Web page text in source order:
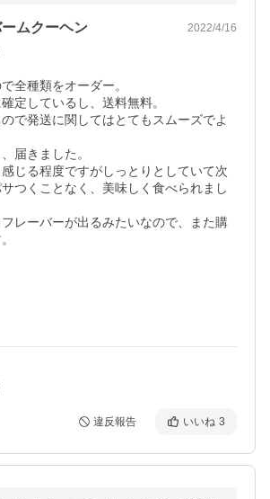
ムクーヘン 2022/4/16
全種類をオーダー。
定しているし、送料無料。
で発送に関してはとてもスムーズでよ
届きました。
じる程度ですがしっとりとしていて次
つくことなく、美味しく食べられまし
レーバーが出るみたいなので、また購
違反報告 いいね 3